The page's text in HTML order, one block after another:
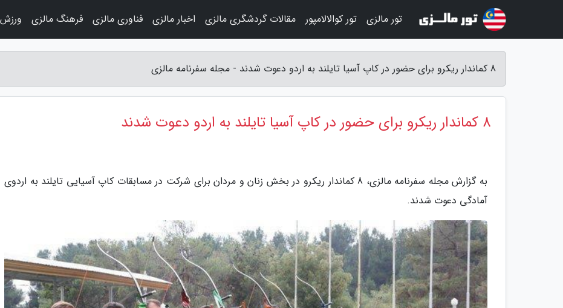
8 کماندار ریکرو برای حضور در کاپ آسیا تایلند به اردو دعوت شدند - مجله سفرنامه مالزی
8 کماندار ریکرو برای حضور در کاپ آسیا تایلند به اردو دعوت شدند
به گزارش مجله سفرنامه مالزی، 8 کماندار ریکرو در بخش زنان و مردان برای شرکت در مسابقات کاپ آسیایی تایلند به اردوی
آمادگی دعوت شدند.
تور مالزی تور کوالالامپور مقالات گردشگری مالزی اخبار مالزی فناوری مالزی فرهنگ مالزی